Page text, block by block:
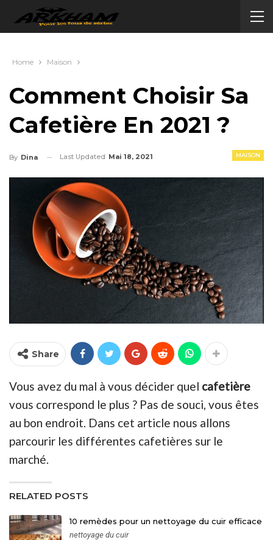
Home Maison
Comment Choisir Sa
Cafetière En 2021 ?
MAISON
By Dina Last Updated Mai 18, 2021
Share
Vous avez du mal à vous décider quel cafetière
vous correspond le plus ? Pas de souci, vous êtes
au bon endroit. Dans cet article nous allons
parcourir les différentes cafetières sur le
marché.
RELATED POSTS
10 remèdes pour un nettoyage du cuir efficace
nettoyage du cuir